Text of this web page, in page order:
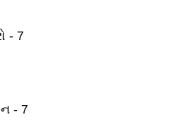
- 7
- 7